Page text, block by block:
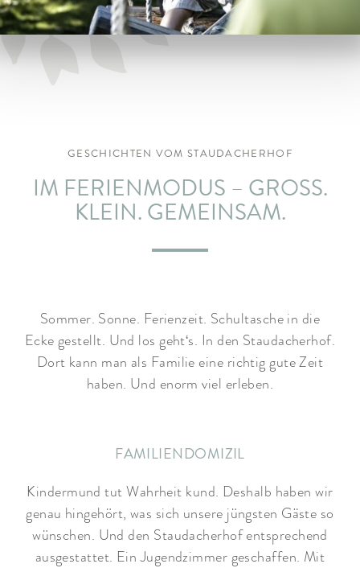
ARRANGEMENTS
WISSENSWERTES
GESCHICHTEN VOM STAUDACHERHOF
IM FERIENMODUS – GROSS. K
LEIN. GEMEINSAM.
Sommer. Sonne. Ferienzeit. Schultasche in die
Ecke gestellt. Und los geht‘s. In den Staudacherhof.
Dort kann man als Familie eine richtig gute Zeit
haben. Und enorm viel erleben.
FAMILIENDOMIZIL
Kindermund tut Wahrheit kund. Deshalb haben wir
genau hingehört, was sich unsere jüngsten Gäste so
wünschen. Und den Staudacherhof entsprechend
ausgestattet. Ein Jugendzimmer geschaffen. Mit